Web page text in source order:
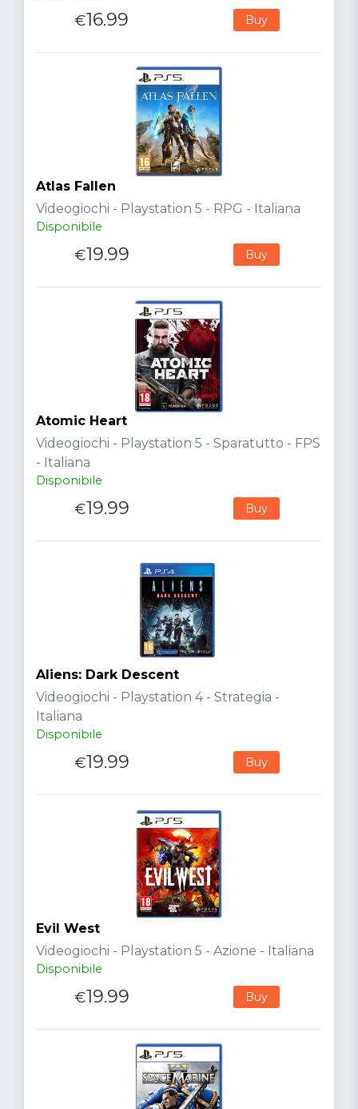
€16.99 Buy
Atlas Fallen
Videogiochi - Playstation 5 - RPG - Italiana
Disponibile
€19.99 Buy
Atomic Heart
Videogiochi - Playstation 5 - Sparatutto - FPS
- Italiana
Disponibile
€19.99 Buy
Aliens: Dark Descent
Videogiochi - Playstation 4 - Strategia -
Italiana
Disponibile
€19.99 Buy
Evil West
Videogiochi - Playstation 5 - Azione - Italiana
Disponibile
€19.99 Buy